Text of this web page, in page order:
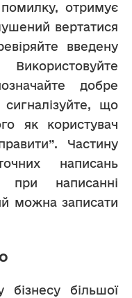
отримує
вертатися
введену
добре
що
як користувач
Частину
написань
при написанні
можна записати
більшої